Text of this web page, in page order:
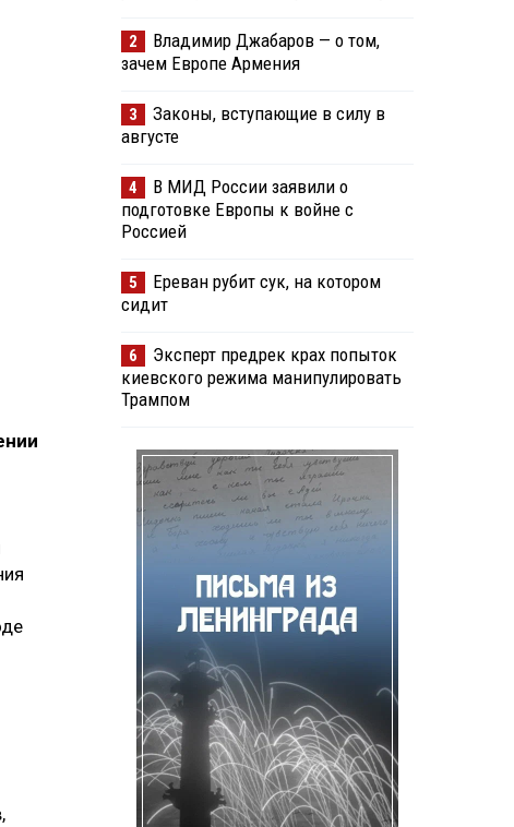
2
Владимир Джабаров — о том,
зачем Европе Армения
3
Законы, вступающие в силу в
августе
4
В МИД России заявили о
подготовке Европы к войне с
Россией
5
Ереван рубит сук, на котором
сидит
6
Эксперт предрек крах попыток
киевского режима манипулировать
Трампом